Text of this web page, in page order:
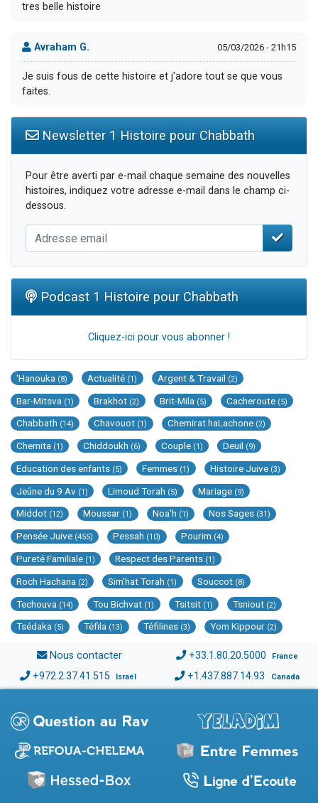
tres belle histoire
Avraham G. 05/03/2026 - 21h15
Je suis fous de cette histoire et j'adore tout se que vous
faites.
Newsletter 1 Histoire pour Chabbath
Pour être averti par e-mail chaque semaine des nouvelles
histoires, indiquez votre adresse e-mail dans le champ ci-
dessous.
Podcast 1 Histoire pour Chabbath
Cliquez-ici pour vous abonner !
'Hanouka (8) Actualité (1) Argent & Travail (2)
Bar-Mitsva (1) Brakhot (2) Brit-Mila (5) Cacheroute (5)
Chabbath (14) Chavouot (1) Chemirat haLachone (2)
Chemita (1) Chiddoukh (6) Couple (1) Deuil (9)
Education des enfants (5) Femmes (1) Histoire Juive (3)
Jeûne du 9 Av (1) Limoud Torah (5) Mariage (9)
Middot (12) Moussar (1) Noa'h (1) Nos Sages (31)
Pensée Juive (455) Pessah (10) Pourim (4)
Pureté Familiale (1) Respect des Parents (1)
Roch Hachana (2) Sim'hat Torah (1) Souccot (8)
Techouva (14) Tou Bichvat (1) Tsitsit (1) Tsniout (2)
Tsédaka (5) Téfila (13) Téfilines (3) Yom Kippour (2)
Nous contacter +33.1.80.20.5000 France
+972.2.37.41.515 Israël +1.437.887.14.93 Canada